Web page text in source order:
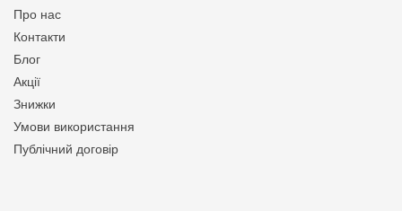
Про нас
Контакти
Блог
Акції
Знижки
Умови використання
Публічний договір